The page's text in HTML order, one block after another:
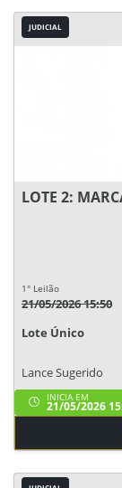
JUDICIAL
LOTE 2:
1° Leilão
21/05/2026 15:50
Lote Único
Lance Sugerido
INICIA EM
21/05/2026